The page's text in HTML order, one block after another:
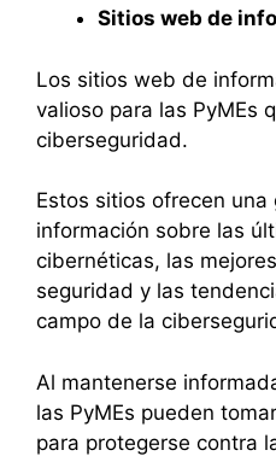
Sitios web de
Los sitios web de
valioso para las PyMEs
ciberseguridad.
Estos sitios ofrecen
información sobre las
cibernéticas, las
seguridad y las
campo de la
Al mantenerse
las PyMEs pueden
para protegerse contra